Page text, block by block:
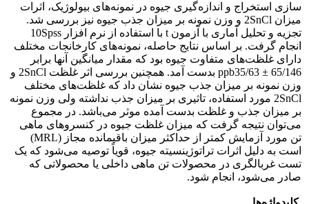
سازی استخراج و اندازه‌گیری جیوه در نمونه‌های بیولوژیک، اثرات
میزان ‌2SnCl و وزن نمونه بر میزان جذب جیوه نیز بررسی شد.
تجزیه و تحلیل آماری با آزمون t با استفاده از نرم افزار ‌10Spss
انجام گرفت. بر اساس نتایج حاصله، نمونه‌های کارخانجات مختلف
دارای غلظت‌های متفاوت جیوه بود که مقدار میانگین آنها برابر ‌
ppb35/63 ± 65/146 بدست آمد. همچنین بررسی اثر غلظت ‌2SnCl و
وزن نمونه بر میزان جذب جیوه نشان داد که غلظت‌های مختلف
‌2SnCl مورد استفاده، تاثیری بر میزان جذب نداشته ولی وزن نمونه
بر میزان جذب و غلظت بدست آمده موثر می‌باشد. در مجموع
می‌توان نتیجه گرفت که میزان غلظت جیوه در کنسروهای ماهی
تن مورد آزمایش کمتر از حداکثر میزان باقیمانده مجاز ‌(MRL)‌
است به دلیل اثرات تراتوژینسیته جیوه، قویاً توصیه می‌شود که یک
تست غربالگری در محصولات تن ماهی داخلی یا محصولاتی که
صادر می‌شود، انجام شود.